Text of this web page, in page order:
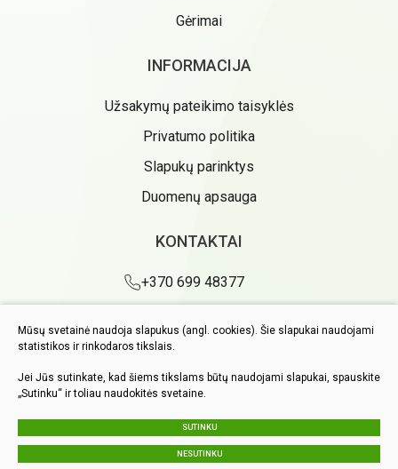
Gėrimai
INFORMACIJA
Užsakymų pateikimo taisyklės
Privatumo politika
Slapukų parinktys
Duomenų apsauga
KONTAKTAI
+370 699 48377
I-V 6.00-14.00
Mūsų svetainė naudoja slapukus (angl. cookies). Šie slapukai naudojami
statistikos ir rinkodaros tikslais.
Jei Jūs sutinkate, kad šiems tikslams būtų naudojami slapukai, spauskite
„Sutinku“ ir toliau naudokitės svetaine.
SUTINKU
NESUTINKU